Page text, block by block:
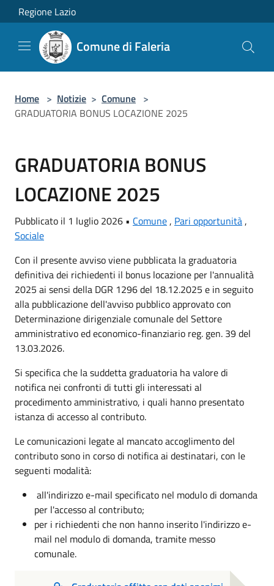
Salta al contenuto principale
Regione Lazio
Comune di Faleria
Home > Notizie > Comune >
GRADUATORIA BONUS LOCAZIONE 2025
GRADUATORIA BONUS
LOCAZIONE 2025
Pubblicato il 1 luglio 2026 • Comune, Pari opportunità,
Sociale
Con il presente avviso viene pubblicata la graduatoria
definitiva dei richiedenti il bonus locazione per l'annualità
2025 ai sensi della DGR 1296 del 18.12.2025 e in seguito
alla pubblicazione dell'avviso pubblico approvato con
Determinazione dirigenziale comunale del Settore
amministrativo ed economico-finanziario reg. gen. 39 del
13.03.2026.
Si specifica che la suddetta graduatoria ha valore di
notifica nei confronti di tutti gli interessati al
procedimento amministrativo, i quali hanno presentato
istanza di accesso al contributo.
Le comunicazioni legate al mancato accoglimento del
contributo sono in corso di notifica ai destinatari, con le
seguenti modalità:
all'indirizzo e-mail specificato nel modulo di domanda
per l'accesso al contributo;
per i richiedenti che non hanno inserito l'indirizzo e-
mail nel modulo di domanda, tramite messo
comunale.